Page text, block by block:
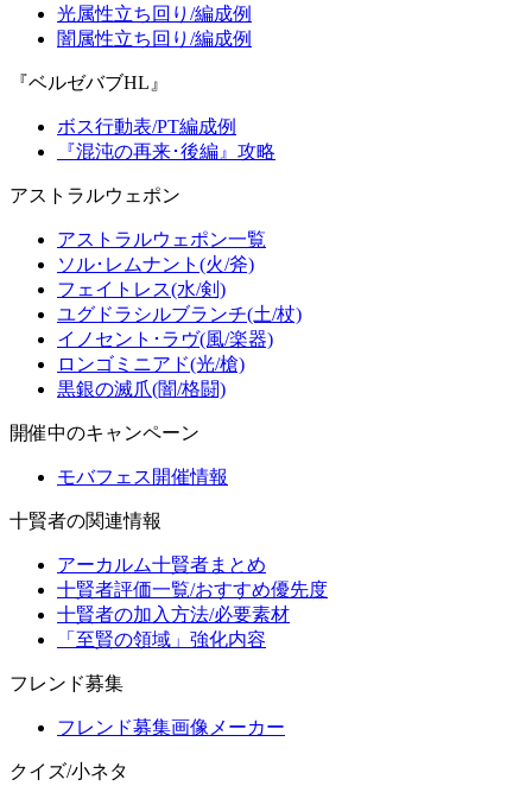
光属性立ち回り/編成例
闇属性立ち回り/編成例
『ベルゼバブHL』
ボス行動表/PT編成例
『混沌の再来･後編』攻略
アストラルウェポン
アストラルウェポン一覧
ソル･レムナント(火/斧)
フェイトレス(水/剣)
ユグドラシルブランチ(土/杖)
イノセント･ラヴ(風/楽器)
ロンゴミニアド(光/槍)
黒銀の滅爪(闇/格闘)
開催中のキャンペーン
モバフェス開催情報
十賢者の関連情報
アーカルム十賢者まとめ
十賢者評価一覧/おすすめ優先度
十賢者の加入方法/必要素材
「至賢の領域」強化内容
フレンド募集
フレンド募集画像メーカー
クイズ/小ネタ